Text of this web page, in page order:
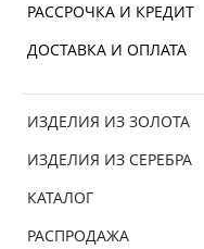
РАССРОЧКА И КРЕДИТ
ДОСТАВКА И ОПЛАТА
ИЗДЕЛИЯ ИЗ ЗОЛОТА
ИЗДЕЛИЯ ИЗ СЕРЕБРА
КАТАЛОГ
РАСПРОДАЖА